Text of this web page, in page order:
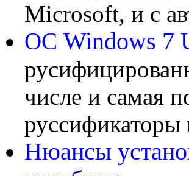
Microsoft, и с
ОС Windows 7
числе и самая
Нюансы